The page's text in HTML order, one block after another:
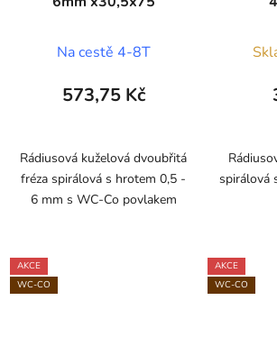
Na cestě 4-8T
573,75 Kč
Rádiusová kuželová dvoubřitá
fréza spirálová s hrotem 0,5 -
6 mm s WC-Co povlakem
spirálová
AKCE
WC-CO
AKCE
WC-CO